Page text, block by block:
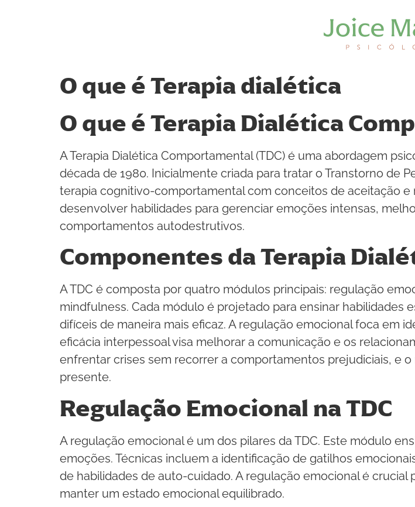
O que é Terapia dialética
O que é Terapia Dialética
A Terapia Dialética Comportamental (TDC) é uma abordagem
década de 1980. Inicialmente criada para tratar o Transtorno de
terapia cognitivo-comportamental com conceitos de aceitação
desenvolver habilidades para gerenciar emoções intensas,
comportamentos autodestrutivos.
Componentes da Terapia
A TDC é composta por quatro módulos principais: regulação
mindfulness. Cada módulo é projetado para ensinar habilidades
difíceis de maneira mais eficaz. A regulação emocional foca em
eficácia interpessoal visa melhorar a comunicação e os
enfrentar crises sem recorrer a comportamentos prejudiciais, e
presente.
Regulação Emocional na TDC
A regulação emocional é um dos pilares da TDC. Este módulo
emoções. Técnicas incluem a identificação de gatilhos
de habilidades de auto-cuidado. A regulação emocional é
manter um estado emocional equilibrado.